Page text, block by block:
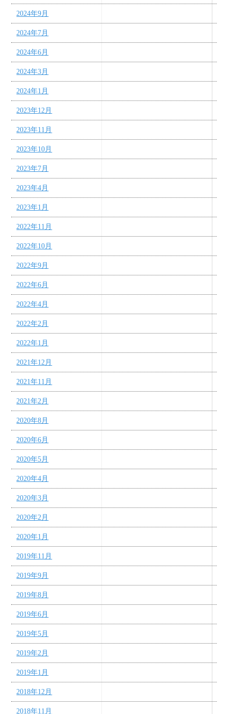
2024年9月
2024年7月
2024年6月
2024年3月
2024年1月
2023年12月
2023年11月
2023年10月
2023年7月
2023年4月
2023年1月
2022年11月
2022年10月
2022年9月
2022年6月
2022年4月
2022年2月
2022年1月
2021年12月
2021年11月
2021年2月
2020年8月
2020年6月
2020年5月
2020年4月
2020年3月
2020年2月
2020年1月
2019年11月
2019年9月
2019年8月
2019年6月
2019年5月
2019年2月
2019年1月
2018年12月
2018年11月